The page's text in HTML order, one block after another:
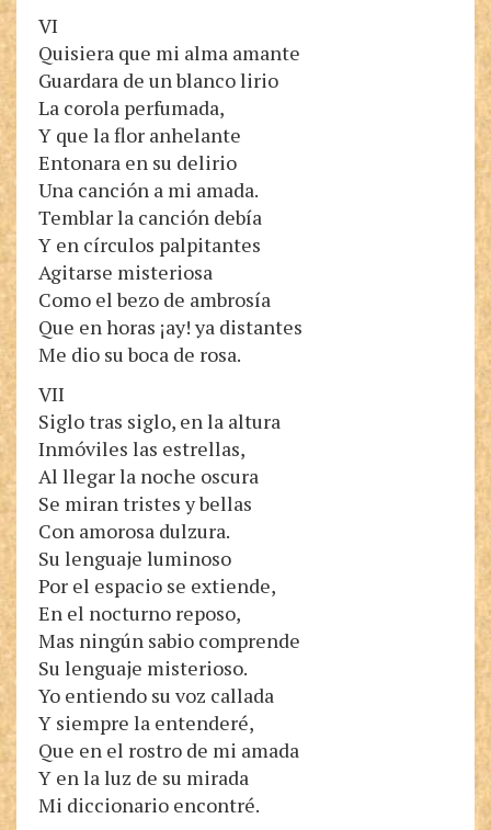
VI
Quisiera que mi alma amante
Guardara de un blanco lirio
La corola perfumada,
Y que la flor anhelante
Entonara en su delirio
Una canción a mi amada.
Temblar la canción debía
Y en círculos palpitantes
Agitarse misteriosa
Como el bezo de ambrosía
Que en horas ¡ay! ya distantes
Me dio su boca de rosa.
VII
Siglo tras siglo, en la altura
Inmóviles las estrellas,
Al llegar la noche oscura
Se miran tristes y bellas
Con amorosa dulzura.
Su lenguaje luminoso
Por el espacio se extiende,
En el nocturno reposo,
Mas ningún sabio comprende
Su lenguaje misterioso.
Yo entiendo su voz callada
Y siempre la entenderé,
Que en el rostro de mi amada
Y en la luz de su mirada
Mi diccionario encontré.